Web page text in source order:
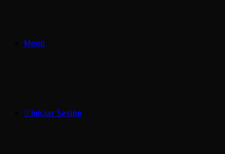
Menú
Iniciar Sesión